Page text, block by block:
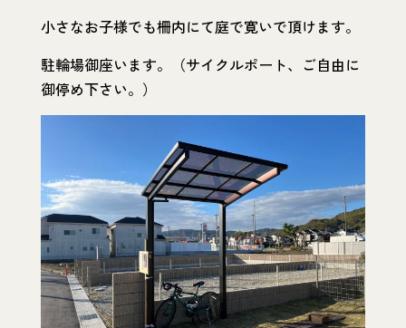
小さなお子様でも柵内にて庭で寛いで頂けます。
駐輪場御座います。（サイクルポート、ご自由に
御停め下さい。）